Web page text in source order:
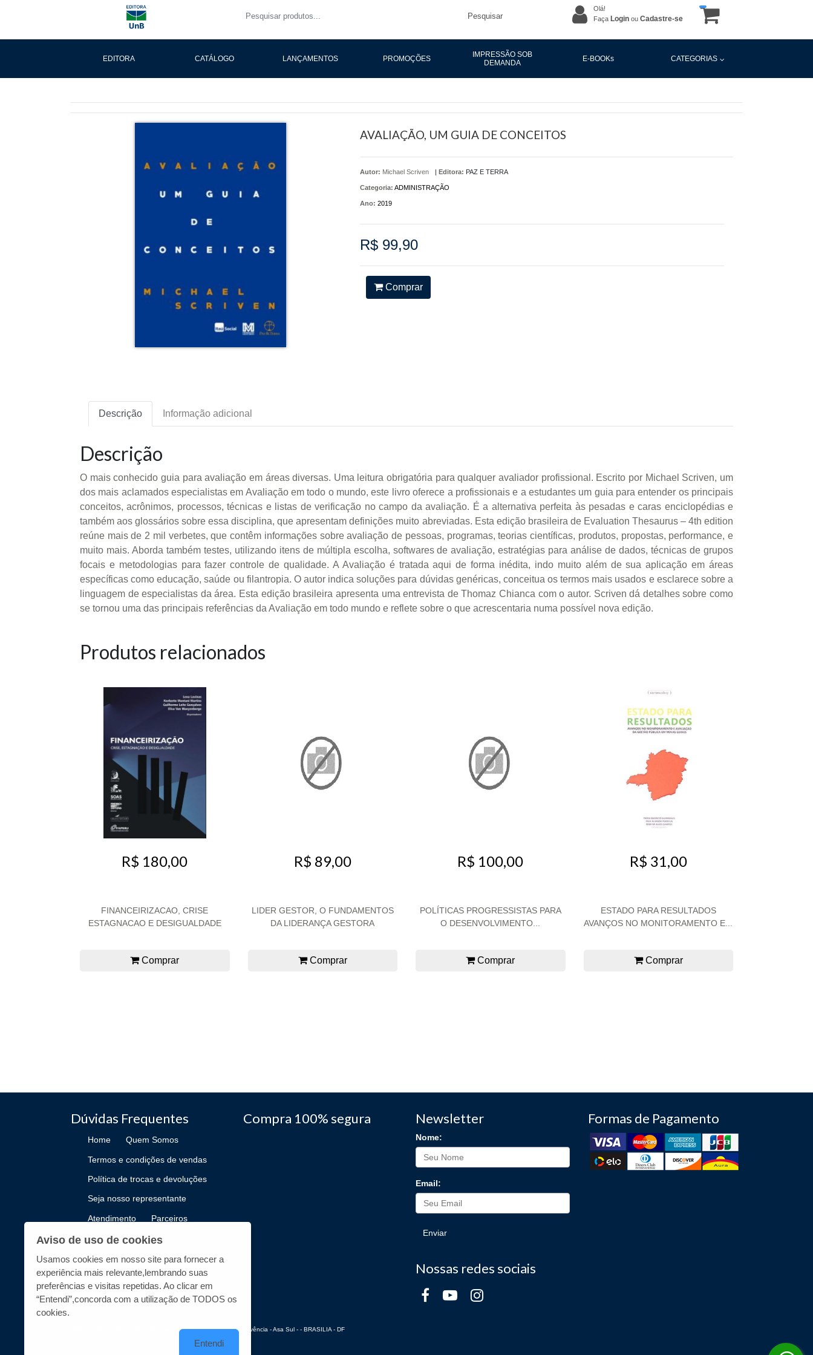
Pesquisar
Olá!
Faça Login ou Cadastre-se
EDITORA CATÁLOGO LANÇAMENTOS PROMOÇÕES
IMPRESSÃO SOB
DEMANDA
E-BOOKs CATEGORIAS
AVALIAÇÃO, UM GUIA DE CONCEITOS
Autor: Michael Scriven | Editora: PAZ E TERRA
Categoria: ADMINISTRAÇÃO
Ano: 2019
R$ 99,90
Comprar
Descrição Informação adicional
Descrição
O mais conhecido guia para avaliação em áreas diversas. Uma leitura obrigatória para qualquer avaliador profissional. Escrito por Michael Scriven, um
dos mais aclamados especialistas em Avaliação em todo o mundo, este livro oferece a profissionais e a estudantes um guia para entender os principais
conceitos, acrônimos, processos, técnicas e listas de verificação no campo da avaliação. É a alternativa perfeita às pesadas e caras enciclopédias e
também aos glossários sobre essa disciplina, que apresentam definições muito abreviadas. Esta edição brasileira de Evaluation Thesaurus – 4th edition
reúne mais de 2 mil verbetes, que contêm informações sobre avaliação de pessoas, programas, teorias científicas, produtos, propostas, performance, e
muito mais. Aborda também testes, utilizando itens de múltipla escolha, softwares de avaliação, estratégias para análise de dados, técnicas de grupos
focais e metodologias para fazer controle de qualidade. A Avaliação é tratada aqui de forma inédita, indo muito além de sua aplicação em áreas
específicas como educação, saúde ou filantropia. O autor indica soluções para dúvidas genéricas, conceitua os termos mais usados e esclarece sobre a
linguagem de especialistas da área. Esta edição brasileira apresenta uma entrevista de Thomaz Chianca com o autor. Scriven dá detalhes sobre como
se tornou uma das principais referências da Avaliação em todo mundo e reflete sobre o que acrescentaria numa possível nova edição.
Produtos relacionados
R$ 180,00
FINANCEIRIZACAO, CRISE
ESTAGNACAO E DESIGUALDADE
Comprar
R$ 89,00
LIDER GESTOR, O FUNDAMENTOS
DA LIDERANÇA GESTORA
Comprar
R$ 100,00
POLÍTICAS PROGRESSISTAS PARA
O DESENVOLVIMENTO...
Comprar
R$ 31,00
ESTADO PARA RESULTADOS
AVANÇOS NO MONITORAMENTO E...
Comprar
Dúvidas Frequentes
Home Quem Somos
Termos e condições de vendas
Política de trocas e devoluções
Seja nosso representante
Atendimento Parceiros
Como Publicar
Compra 100% segura Newsletter
Nome:
Email:
Enviar
Nossas redes sociais
Formas de Pagamento
Editora UnB - CNPJ n° 00.038.174/0019-72 - UnB, Centro de Vivência - Asa Sul - - BRASILIA - DF
Aviso de uso de cookies
Usamos cookies em nosso site para fornecer a
experiência mais relevante,lembrando suas
preferências e visitas repetidas. Ao clicar em
“Entendi”,concorda com a utilização de TODOS os
cookies.
Entendi